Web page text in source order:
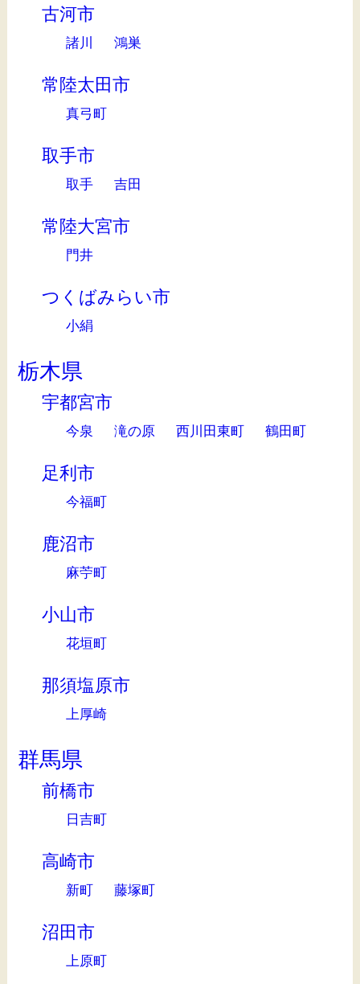
古河市
諸川 鴻巣
常陸太田市
真弓町
取手市
取手 吉田
常陸大宮市
門井
つくばみらい市
小絹
栃木県
宇都宮市
今泉 滝の原 西川田東町 鶴田町
足利市
今福町
鹿沼市
麻苧町
小山市
花垣町
那須塩原市
上厚崎
群馬県
前橋市
日吉町
高崎市
新町 藤塚町
沼田市
上原町